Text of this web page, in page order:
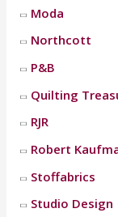
Moda
Northcott
P&B
Quilting
RJR
Robert
Stoffabrics
Studio Design